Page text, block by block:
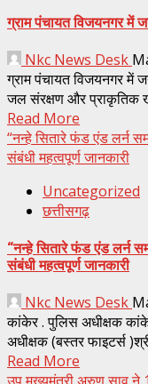
ग्राम पंचायत विजयनगर में
Nkc News Desk
ग्राम पंचायत विजयनगर में
जल संरक्षण और प्राकृतिक
Read More
“नन्हे सितारे फंड एंड लर्न
संबंधी महत्वपूर्ण जानकारी
Uncategorized
छत्तीसगढ़
“नन्हे सितारे फंड एंड लर्न
संबंधी महत्वपूर्ण जानकारी
Nkc News Desk
कांकेर . पुलिस अधीक्षक
अधीक्षक (बस्तर फाइटर्स
Read More